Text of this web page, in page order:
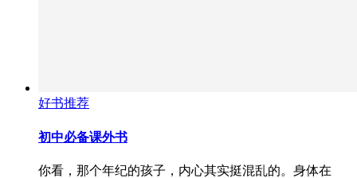
好书推荐
初中必备课外书
你看，那个年纪的孩子，内心其实挺混乱的。身体在